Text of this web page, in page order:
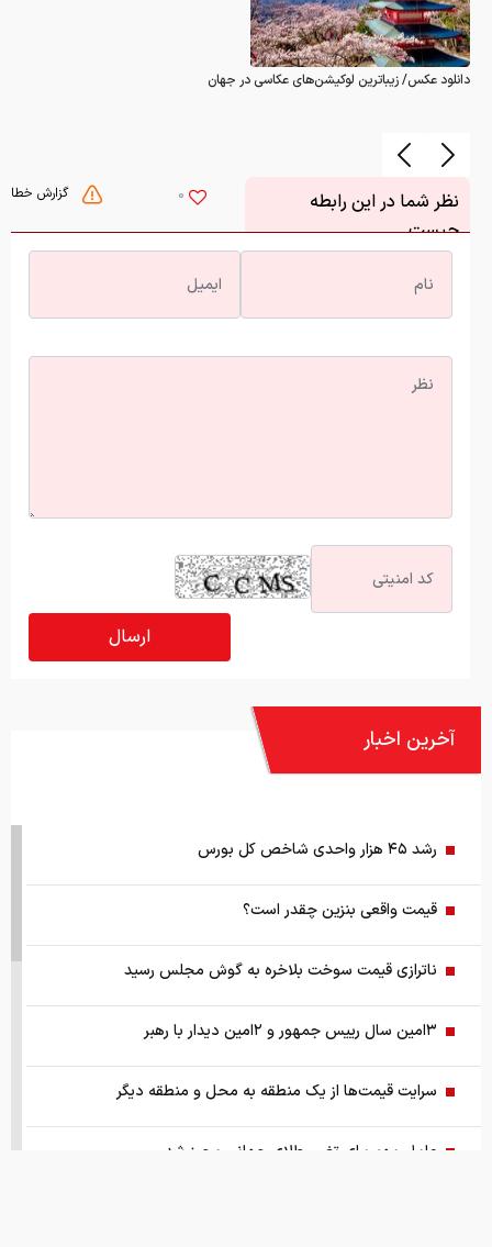
دانلود عکس/ زیباترین لوکیشن‌های عکاسی در جهان
گزارش خطا 0
نظر شما در این رابطه
چیست
آخرین اخبار
رشد ۴۵ هزار واحدی شاخص کل بورس
قیمت واقعی بنزین چقدر است؟
ناترازی قیمت سوخت بلاخره به گوش مجلس رسید
۳امین سال رییس جمهور و ۲امین دیدار با رهبر
سرایت قیمت‌ها از یک منطقه به محل و منطقه دیگر
عامل مهم برای تغییر طلای جهانی محرز شد